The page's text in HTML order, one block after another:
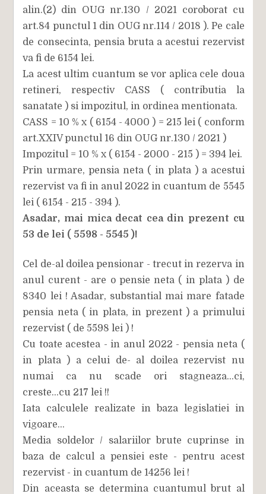
alin.(2) din OUG nr.130 / 2021 coroborat cu
art.84 punctul 1 din OUG nr.114 / 2018 ). Pe cale
de consecinta, pensia bruta a acestui rezervist
va fi de 6154 lei.
La acest ultim cuantum se vor aplica cele doua
retineri, respectiv CASS ( contributia la
sanatate ) si impozitul, in ordinea mentionata.
CASS = 10 % x ( 6154 - 4000 ) = 215 lei ( conform
art.XXIV punctul 16 din OUG nr.130 / 2021 )
Impozitul = 10 % x ( 6154 - 2000 - 215 ) = 394 lei.
Prin urmare, pensia neta ( in plata ) a acestui
rezervist va fi in anul 2022 in cuantum de 5545
lei ( 6154 - 215 - 394 ).
Asadar, mai mica decat cea din prezent cu
53 de lei ( 5598 - 5545 )!
Cel de-al doilea pensionar - trecut in rezerva in
anul curent - are o pensie neta ( in plata ) de
8340 lei ! Asadar, substantial mai mare fatade
pensia neta ( in plata, in prezent ) a primului
rezervist ( de 5598 lei ) !
Cu toate acestea - in anul 2022 - pensia neta (
in plata ) a celui de- al doilea rezervist nu
numai ca nu scade ori stagneaza...ci,
creste...cu 217 lei !!
Iata calculele realizate in baza legislatiei in
vigoare...
Media soldelor / salariilor brute cuprinse in
baza de calcul a pensiei este - pentru acest
rezervist - in cuantum de 14256 lei !
Din aceasta se determina cuantumul brut al